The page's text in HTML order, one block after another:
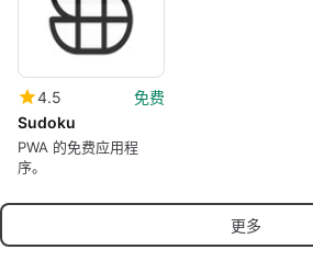
4.5
免费
Sudoku
PWA 的免费应用程
序。
更多